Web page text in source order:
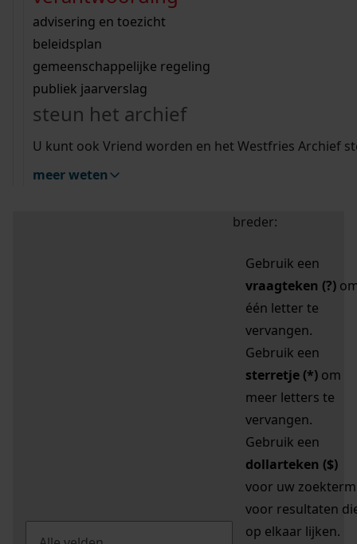
bouwvergunningen
omgevingsvergunningen
vergunningen
beeld en geluid
uitleg nodig?
Wij helpen u op weg met een aantal zoektips.
bekijk alle zoektips
Wij helpen u op weg met een aantal zoektips.
bekijk alle zoektips
bekijk ons geschiedenislokaal
advisering en toezicht
beleidsplan
gemeenschappelijke regeling
publiek jaarverslag
steun het archief
U kunt ook Vriend worden en het Westfries Archief
meer weten
zoektips
Mijn Studiezaal (inloggen)
uw zoekopdracht te
breder:
Gebruik een
vraagteken (?)
één letter te
vervangen.
Gebruik een
sterretje (*) om
meer letters te
vervangen.
Gebruik een
dollarteken ($)
voor uw zoekterm
voor resultaten
op elkaar lijken.